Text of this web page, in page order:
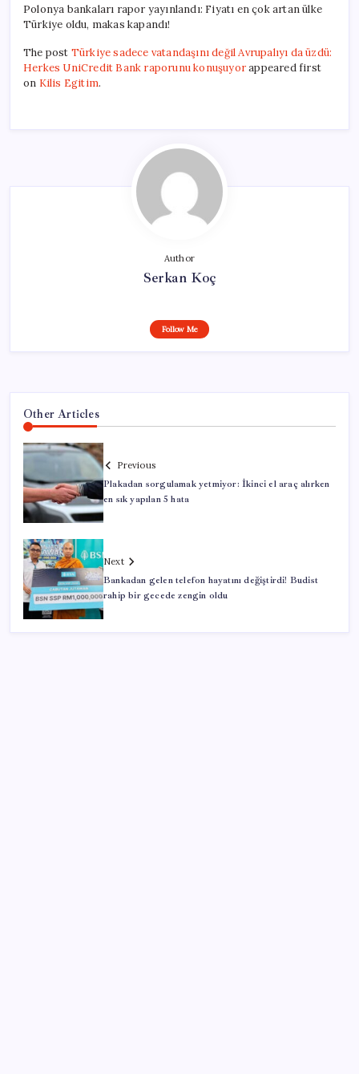
Polonya bankaları rapor yayınlandı: Fiyatı en çok artan ülke
Türkiye oldu, makas kapandı!
The post Türkiye sadece vatandaşını değil Avrupalıyı da üzdü:
Herkes UniCredit Bank raporunu konuşuyorappeared first
on Kilis Egitim.
Author
Serkan Koç
Follow Me
Other Articles
Previous
Plakadan sorgulamak yetmiyor: İkinci el araç alırken
en sık yapılan 5 hata
Next
Bankadan gelen telefon hayatını değiştirdi! Budist
rahip bir gecede zengin oldu